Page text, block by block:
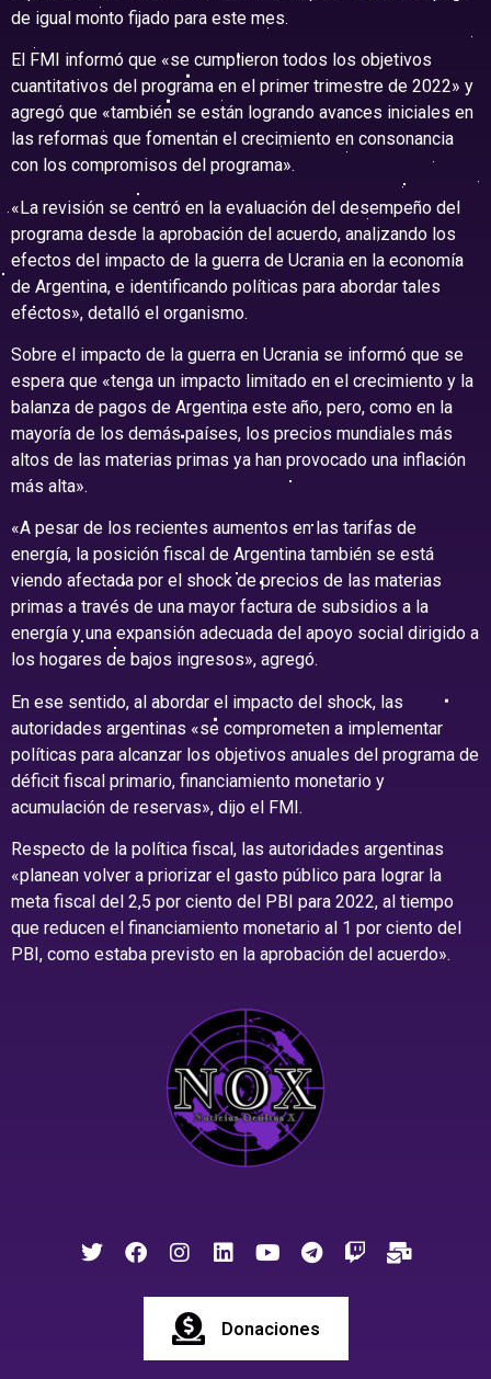
de igual monto fijado para este mes.
El FMI informó que «se cumplieron todos los objetivos
cuantitativos del programa en el primer trimestre de 2022» y
agregó que «también se están logrando avances iniciales en
las reformas que fomentan el crecimiento en consonancia
con los compromisos del programa».
«La revisión se centró en la evaluación del desempeño del
programa desde la aprobación del acuerdo, analizando los
efectos del impacto de la guerra de Ucrania en la economía
de Argentina, e identificando políticas para abordar tales
efectos», detalló el organismo.
Sobre el impacto de la guerra en Ucrania se informó que se
espera que «tenga un impacto limitado en el crecimiento y la
balanza de pagos de Argentina este año, pero, como en la
mayoría de los demás países, los precios mundiales más
altos de las materias primas ya han provocado una inflación
más alta».
«A pesar de los recientes aumentos en las tarifas de
energía, la posición fiscal de Argentina también se está
viendo afectada por el shock de precios de las materias
primas a través de una mayor factura de subsidios a la
energía y una expansión adecuada del apoyo social dirigido a
los hogares de bajos ingresos», agregó.
En ese sentido, al abordar el impacto del shock, las
autoridades argentinas «se comprometen a implementar
políticas para alcanzar los objetivos anuales del programa de
déficit fiscal primario, financiamiento monetario y
acumulación de reservas», dijo el FMI.
Respecto de la política fiscal, las autoridades argentinas
«planean volver a priorizar el gasto público para lograr la
meta fiscal del 2,5 por ciento del PBI para 2022, al tiempo
que reducen el financiamiento monetario al 1 por ciento del
PBI, como estaba previsto en la aprobación del acuerdo».
Donaciones